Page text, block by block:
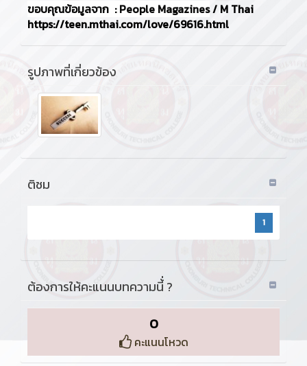
ขอบคุณข้อมูลจาก : People Magazines/ M Thai
https://teen.mthai.com/love/69616.html
รูปภาพที่เกี่ยวข้อง
ติชม
1
ต้องการให้คะแนนบทความนี้่ ?
0
คะแนนโหวด